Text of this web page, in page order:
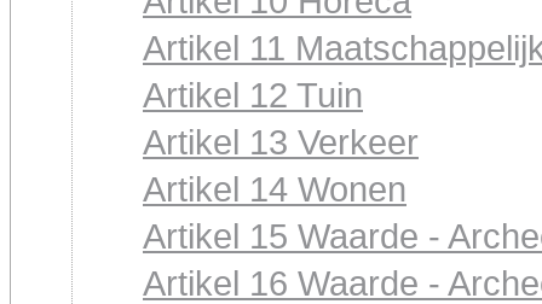
Artikel 11
Artikel 12 Tuin
Artikel 13 Verkeer
Artikel 14 Wonen
Artikel 15 Waarde -
Artikel 16 Waarde -